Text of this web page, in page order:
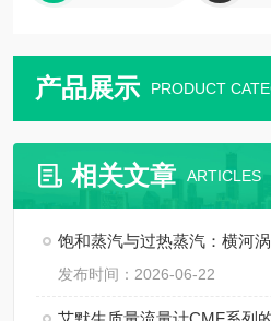
产品展示 PRODUCT
相关文章 ARTICLES
饱和蒸汽与过热蒸汽：横河
发布时间：2026-06-22